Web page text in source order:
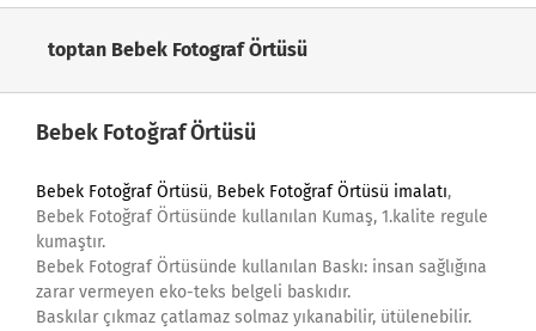
toptan Bebek Fotograf Örtüsü
Bebek Fotoğraf Örtüsü
Bebek Fotoğraf Örtüsü, Bebek Fotoğraf Örtüsü imalatı,
Bebek Fotoğraf Örtüsünde kullanılan Kumaş, 1.kalite regule
kumaştır.
Bebek Fotograf Örtüsünde kullanılan Baskı: insan sağlığına
zarar vermeyen eko-teks belgeli baskıdır.
Baskılar çıkmaz çatlamaz solmaz yıkanabilir, ütülenebilir.